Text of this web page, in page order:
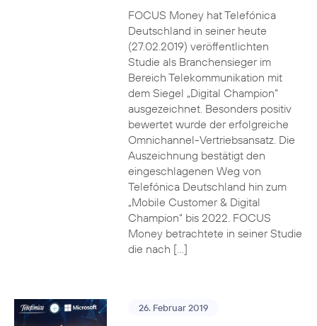
FOCUS Money hat Telefónica
Deutschland in seiner heute
(27.02.2019) veröffentlichten
Studie als Branchensieger im
Bereich Telekommunikation mit
dem Siegel „Digital Champion“
ausgezeichnet. Besonders positiv
bewertet wurde der erfolgreiche
Omnichannel-Vertriebsansatz. Die
Auszeichnung bestätigt den
eingeschlagenen Weg von
Telefónica Deutschland hin zum
„Mobile Customer & Digital
Champion“ bis 2022. FOCUS
Money betrachtete in seiner Studie
die nach […]
26. Februar 2019